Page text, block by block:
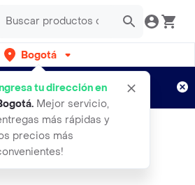
Bogotá
tu dirección en
. Mejor servicio,
más rápidas y
precios más
por semanas
Aplican TyC
de saltos